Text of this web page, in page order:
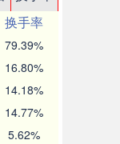
换手率
79.39%
16.80%
14.18%
14.77%
5.62%